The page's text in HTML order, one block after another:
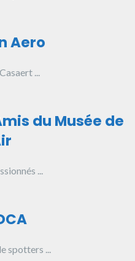
Aero
...
du Musée de
...
spotters ...